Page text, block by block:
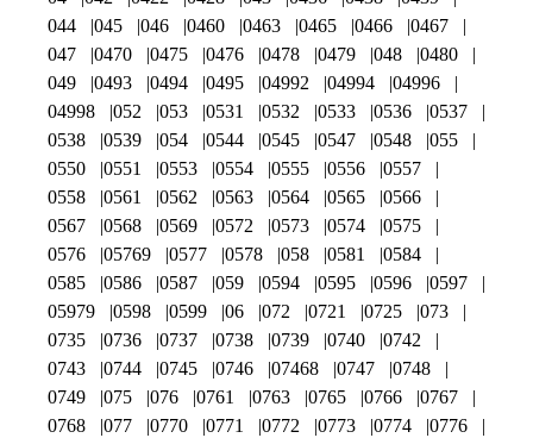
044
045 046 0460 0463 0465 0466
0467
047
0470 0475 0476 0478 0479 048
0480
049
0493 0494 0495 04992 04994
04996
04998
052 053 0531 0532 0533 0536
0537
0538
0539 054 0544 0545 0547 0548
055
0550
0551 0553 0554 0555 0556
0557
0558
0561 0562 0563 0564 0565
0566
0567
0568 0569 0572 0573 0574
0575
0576
05769 0577 0578 058 0581
0584
0585
0586 0587 059 0594 0595 0596
0597
05979
0598 0599 06 072 0721 0725
073
0735
0736 0737 0738 0739 0740
0742
0743
0744 0745 0746 07468 0747
0748
0749
075 076 0761 0763 0765 0766
0767
0768
077 0770 0771 0772 0773 0774
0776